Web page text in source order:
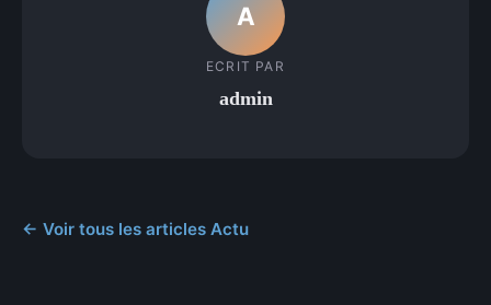
A
ECRIT PAR
admin
← Voir tous les articles Actu